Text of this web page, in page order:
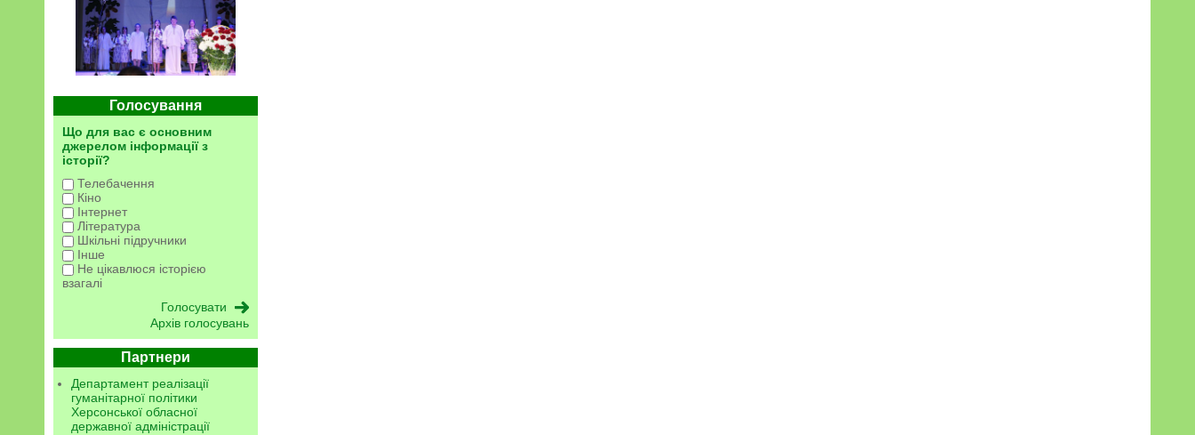
Голосування
Що для вас є основним
джерелом інформації з
історії?
Телебачення
Кіно
Інтернет
Література
Шкільні підручники
Інше
Не цікавлюся історією
взагалі
Архів голосувань
Партнери
Департамент реалізації
гуманітарної політики
Херсонської обласної
державної адміністрації